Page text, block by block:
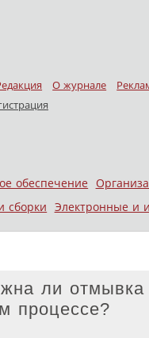
О журнале
обеспечение
сборки Электронные и
ли отмывка
процессе?